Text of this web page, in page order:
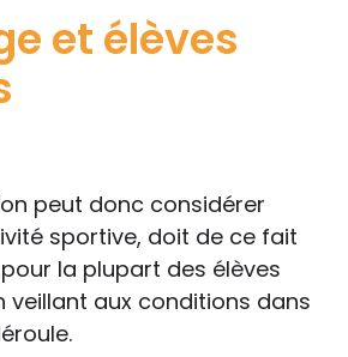
et élèves
peut donc considérer
sportive, doit de ce fait
la plupart des élèves
veillant aux conditions dans